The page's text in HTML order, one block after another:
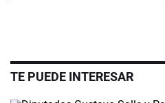
TE PUEDE INTERESAR